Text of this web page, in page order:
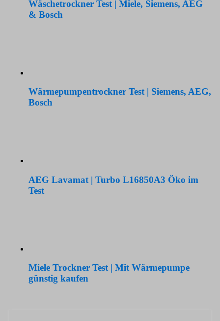
Wäschetrockner Test | Miele, Siemens, AEG
& Bosch
Wärmepumpentrockner Test | Siemens, AEG,
Bosch
AEG Lavamat | Turbo L16850A3 Öko im
Test
Miele Trockner Test | Mit Wärmepumpe
günstig kaufen